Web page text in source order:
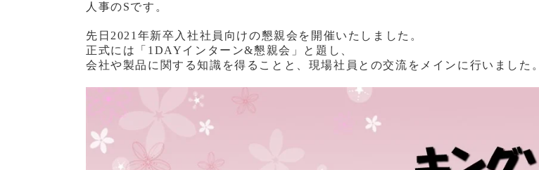
人事のSです。
先日2021年新卒入社社員向けの懇親会を開催いたしました。
正式には「1DAYインターン&懇親会」と題し、
会社や製品に関する知識を得ることと、現場社員との交流をメインに行いました。